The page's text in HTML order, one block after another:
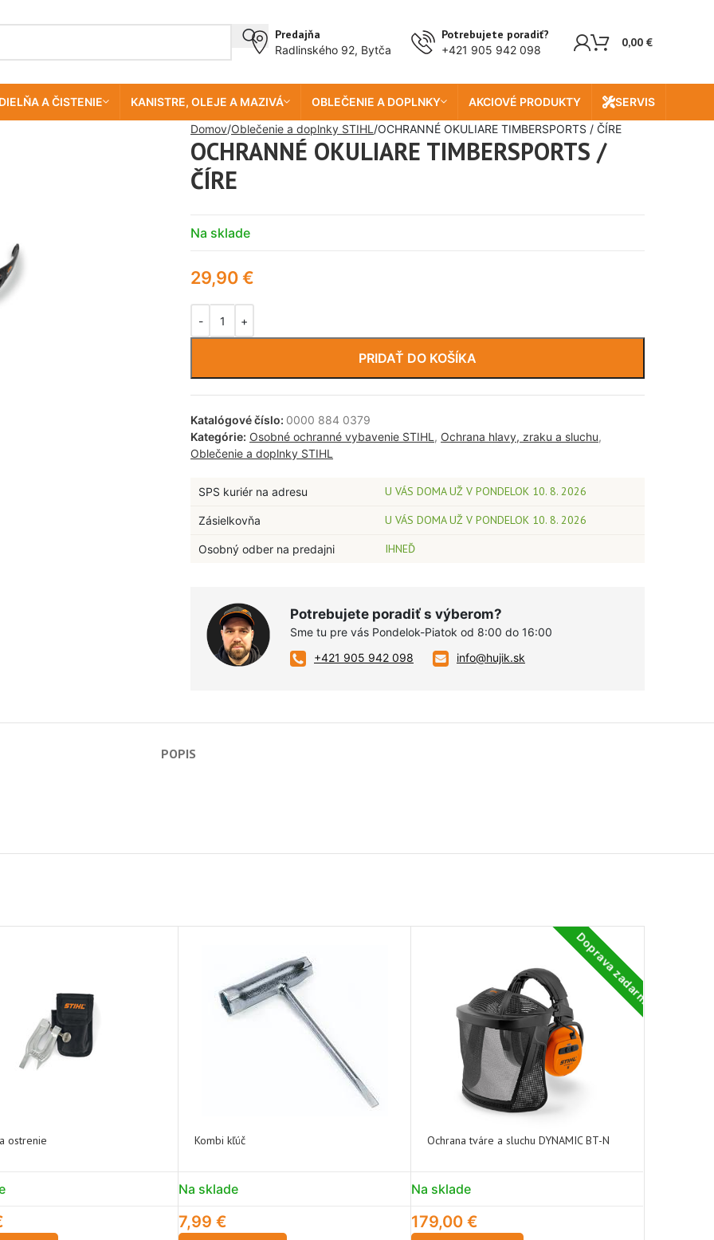
Predajňa
Radlinského 92, Bytča
Potrebujete poradiť?
+421 905 942 098
0,00 €
DIELŇA A ČISTENIE KANISTRE, OLEJE A MAZIVÁ OBLEČENIE A DOPLNKY AKCIOVÉ PRODUKTY SERVIS
Domov Oblečenie a doplnky STIHL OCHRANNÉ OKULIARE TIMBERSPORTS / ČÍRE
OCHRANNÉ OKULIARE TIMBERSPORTS /
ČÍRE
Na sklade
29,90€
PRIDAŤ DO KOŠÍKA
Katalógové číslo: 0000 884 0379
Kategórie: Osobné ochranné vybavenie STIHL , Ochrana hlavy, zraku a sluchu,
Oblečenie a doplnky STIHL
SPS kuriér na adresu U VÁS DOMA UŽ V PONDELOK 10. 8. 2026
Zásielkovňa U VÁS DOMA UŽ V PONDELOK 10. 8. 2026
Osobný odber na predajni IHNEĎ
Potrebujete poradiť s výberom?
Sme tu pre vás Pondelok-Piatok od 8:00 do 16:00
+421 905 942 098
info@hujik.sk
POPIS
ostrenie Kombi kľúč
Na sklade
7,99 €
Doprava zadarmo
Ochrana tváre a sluchu DYNAMIC BT-N
Na sklade
179,00 €